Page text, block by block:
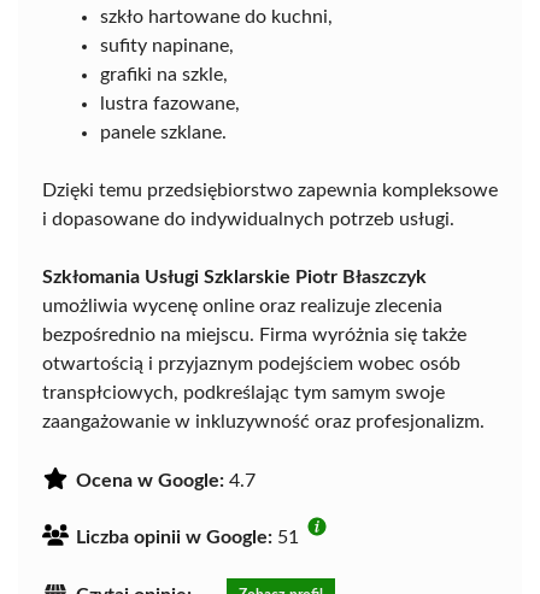
szkło hartowane do kuchni,
sufity napinane,
grafiki na szkle,
lustra fazowane,
panele szklane.
Dzięki temu przedsiębiorstwo zapewnia kompleksowe
i dopasowane do indywidualnych potrzeb usługi.
Szkłomania Usługi Szklarskie Piotr Błaszczyk
umożliwia wycenę online oraz realizuje zlecenia
bezpośrednio na miejscu. Firma wyróżnia się także
otwartością i przyjaznym podejściem wobec osób
transpłciowych, podkreślając tym samym swoje
zaangażowanie w inkluzywność oraz profesjonalizm.
Ocena w Google: 4.7
Liczba opinii w Google: 51